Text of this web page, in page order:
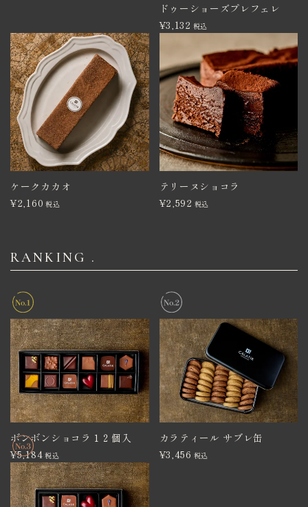
ドゥーショーズプレフェレ
¥3,132 税込
ケークカカオ
¥2,160 税込
テリーヌショコラ
¥2,592 税込
RANKING .
ボンボンショコラ１２個入
¥5,184 税込
カラティール サブレ缶
¥3,456 税込